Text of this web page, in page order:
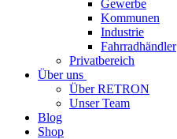
Gewerbe
Kommunen
Industrie
Fahrradhändler
Privatbereich
Über uns
Über RETRON
Unser Team
Blog
Shop